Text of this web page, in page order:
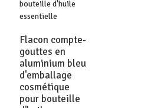
Flacon compte-
gouttes en
aluminium bleu
d'emballage
cosmétique
pour bouteille